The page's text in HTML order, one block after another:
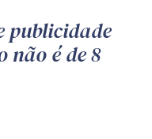
publicidade
não é de 8